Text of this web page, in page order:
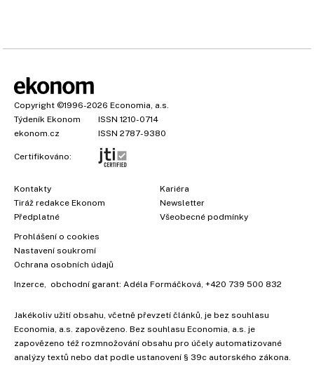
Copyright ©1996-2026 Economia, a.s.
Týdeník Ekonom
ISSN 1210-0714
ekonom.cz
ISSN 2787-9380
Certifikováno:
Kontakty
Tiráž redakce Ekonom
Předplatné
Kariéra
Newsletter
Všeobecné podmínky
Prohlášení o cookies
Nastavení soukromí
Ochrana osobních údajů
Inzerce , obchodní garant: Adéla Formáčková +420 739 500 832
Jakékoliv užití obsahu, včetně převzetí článků, je bez souhlasu
Economia, a.s. zapovězeno. Bez souhlasu Economia, a.s. je
zapovězeno též rozmnožování obsahu pro účely automatizované
analýzy textů nebo dat podle ustanovení § 39c autorského zákona.